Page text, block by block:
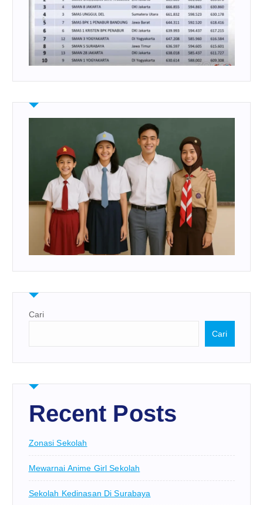
Cari
Cari
Recent Posts
Zonasi Sekolah
Mewarnai Anime Girl Sekolah
Sekolah Kedinasan Di Surabaya